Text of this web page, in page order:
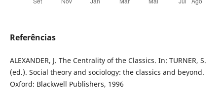
Referências
ALEXANDER, J. The Centrality of the Classics. In: TURNER, S.
(ed.). Social theory and sociology: the classics and beyond.
Oxford: Blackwell Publishers, 1996